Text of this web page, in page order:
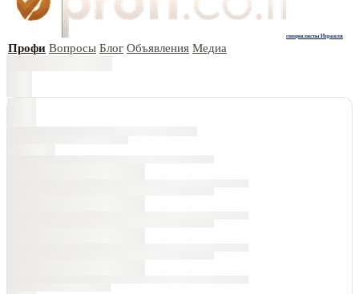
специалисты Израиля
Профи Вопросы Блог Объявления Медиа